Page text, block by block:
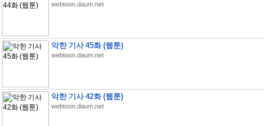
webtoon.daum.net
악한 기사 45화 (웹툰)
webtoon.daum.net
악한 기사 42화 (웹툰)
webtoon.daum.net